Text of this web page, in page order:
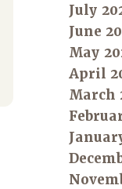
July
June
May
April
March